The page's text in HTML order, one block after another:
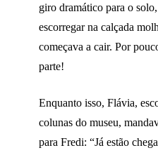
giro dramático para o
escorregar na calçada
começava a cair. Por
parte!
Enquanto isso, Flávia,
colunas do museu,
para Fredi: “Já estão